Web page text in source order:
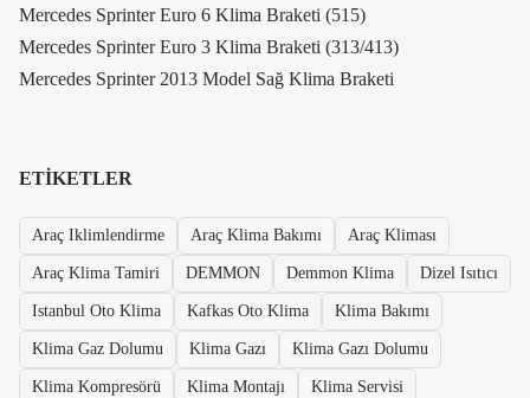
Mercedes Sprinter Euro 6 Klima Braketi (515)
Mercedes Sprinter Euro 3 Klima Braketi (313/413)
Mercedes Sprinter 2013 Model Sağ Klima Braketi
ETIKETLER
Araç Iklimlendirme Araç Klima Bakımı Araç Kliması
Araç Klima Tamiri DEMMON Demmon Klima Dizel Isıtıcı
Istanbul Oto Klima Kafkas Oto Klima Klima Bakımı
Klima Gaz Dolumu Klima Gazı Klima Gazı Dolumu
Klima Kompresörü Klima Montajı Klima Servisi